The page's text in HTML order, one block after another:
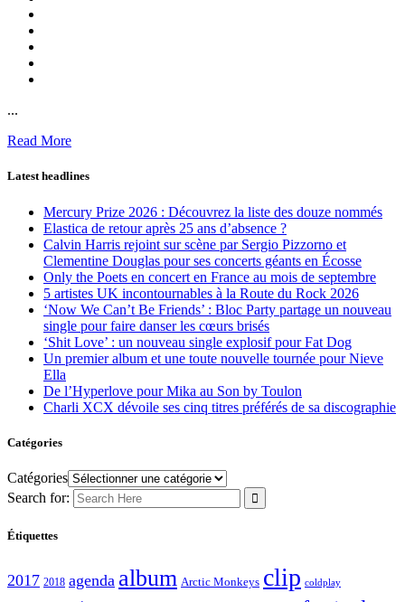
...
Read More
Latest headlines
Mercury Prize 2026 : Découvrez la liste des douze nommés
Elastica de retour après 25 ans d’absence ?
Calvin Harris rejoint sur scène par Sergio Pizzorno et
Clementine Douglas pour ses concerts géants en Écosse
Only the Poets en concert en France au mois de septembre
5 artistes UK incontournables à la Route du Rock 2026
‘Now We Can’t Be Friends’ : Bloc Party partage un nouveau
single pour faire danser les cœurs brisés
‘Shit Love’ : un nouveau single explosif pour Fat Dog
Un premier album et une toute nouvelle tournée pour Nieve
Ella
De l’Hyperlove pour Mika au Son by Toulon
Charli XCX dévoile ses cinq titres préférés de sa discographie
Catégories
Catégories
Search for:
Étiquettes
2017 2018 agenda album Arctic Monkeys clip coldplay